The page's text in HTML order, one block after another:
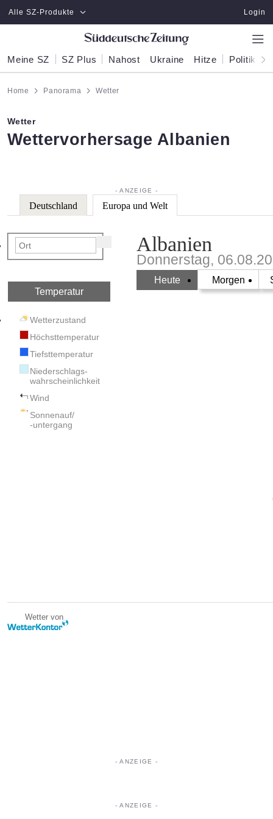
Zum Hauptinhalt springen
Alle SZ-Produkte Login
Meine SZ SZ Plus Nahost Ukraine Hitze Politik
Home Panorama Wetter
Wetter
:
Wettervorhersage Albanien
Deutschland Europa und Welt
Temperatur
Wetterzustand
Höchsttemperatur
Tiefsttemperatur
Niederschlags-
wahrscheinlichkeit
Wind
Sonnenauf/
-untergang
Albanien
Donnerstag,
Heute Morgen
Wetter von